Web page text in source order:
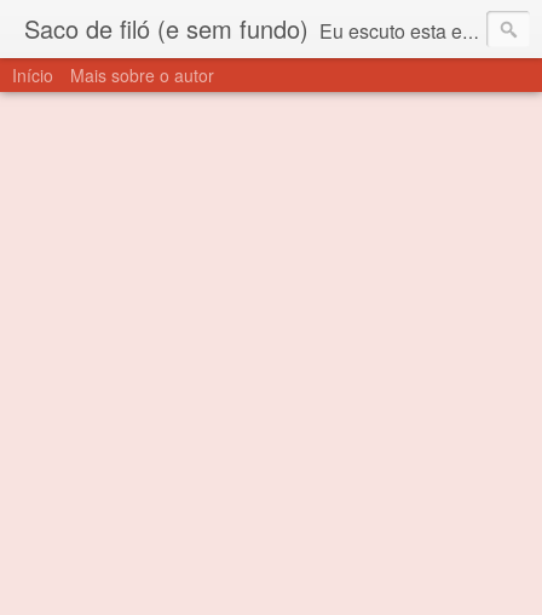
Saco de filó (e sem fundo) Eu escuto esta expressão "saco de filó" desde criança. Para quem não sabe, filó é um tecido todo furadinho e permite que um saco feito com ele, mesmo que muito exposto ao ar soprado para dentro, nunca vai se encher. Aí está o propósito deste nome... Para viver em sociedade tem que ter saco de filó.
Início Mais sobre o autor